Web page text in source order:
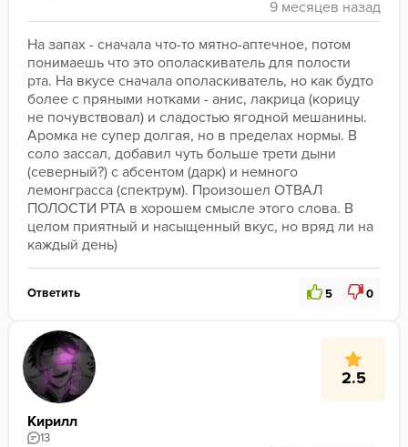
На запах - сначала что-то мятно-аптечное, потом
понимаешь что это ополаскиватель для полости
рта. На вкусе сначала ополаскиватель, но как будто
более с пряными нотками - анис, лакрица (корицу
не почувствовал) и сладостью ягодной мешанины.
Аромка не супер долгая, но в пределах нормы. В
соло зассал, добавил чуть больше трети дыни
(северный?) с абсентом (дарк) и немного
лемонграсса (спектрум). Произошел ОТВАЛ
ПОЛОСТИ РТА в хорошем смысле этого слова. В
целом приятный и насыщенный вкус, но вряд ли на
каждый день)
Ответить 5 0
2.5
Кирилл
13